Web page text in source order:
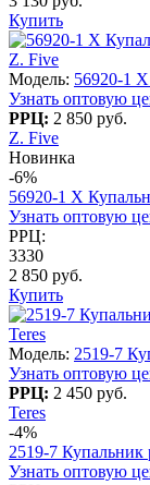
Купить
Z. Five
Модель: 56920-1
Узнать оптовую
РРЦ: 2 850 руб.
Z. Five
Новинка
-6%
56920-1 X
Узнать оптовую
РРЦ:
3330
2 850 руб.
Купить
Teres
Модель: 2519-7
Узнать оптовую
РРЦ: 2 450 руб.
Teres
-4%
2519-7 Купальник
Узнать оптовую